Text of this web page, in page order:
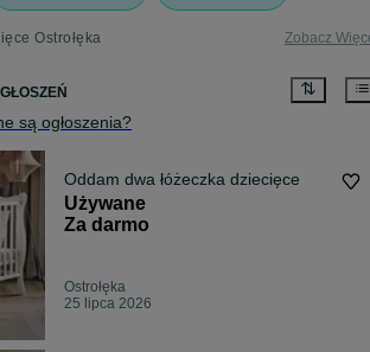
Ostrołęka Zobacz
są ogłoszenia?
Oddam dwa łóżeczka dziecięce
Używane
Za darmo
Ostrołęka
25 lipca 2026